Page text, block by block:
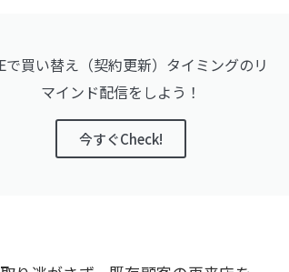
で買い替え（契約更新）タイミングのリ
マインド配信をしよう！
今すぐCheck!